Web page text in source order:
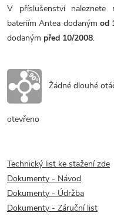
V příslušenství
bateriím Antea dodaným od
dodaným před 10/2008.
Žádné dlouhé
otevřeno
Technický list ke stažení zde
Dokumenty - Návod
Dokumenty - Údržba
Dokumenty - Záruční list